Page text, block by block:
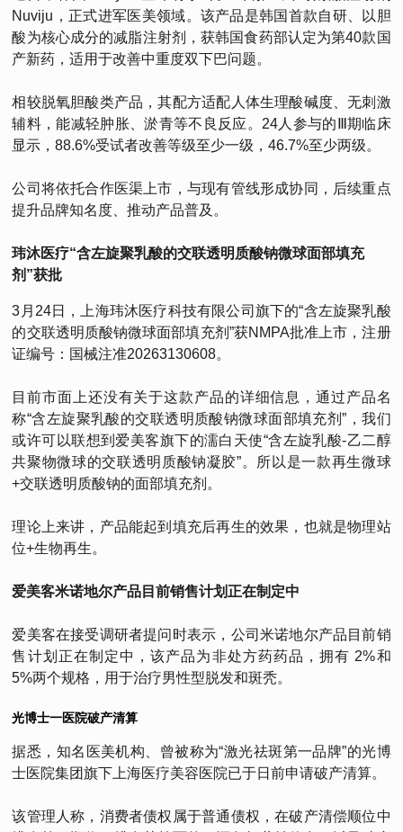
Nuviju，正式进军医美领域。该产品是韩国首款自研、以胆
酸为核心成分的减脂注射剂，获韩国食药部认定为第40款国
产新药，适用于改善中重度双下巴问题。
相较脱氧胆酸类产品，其配方适配人体生理酸碱度、无刺激
辅料，能减轻肿胀、淤青等不良反应。24人参与的Ⅲ期临床
显示，88.6%受试者改善等级至少一级，46.7%至少两级。
公司将依托合作医渠上市，与现有管线形成协同，后续重点
提升品牌知名度、推动产品普及。
玮沐医疗“含左旋聚乳酸的交联透明质酸钠微球面部填充
剂”获批
3月24日，上海玮沐医疗科技有限公司旗下的“含左旋聚乳酸
的交联透明质酸钠微球面部填充剂”获NMPA批准上市，注册
证编号：国械注准20263130608。
目前市面上还没有关于这款产品的详细信息，通过产品名
称“含左旋聚乳酸的交联透明质酸钠微球面部填充剂”，我们
或许可以联想到爱美客旗下的濡白天使“含左旋乳酸-乙二醇
共聚物微球的交联透明质酸钠凝胶”。所以是一款再生微球
+交联透明质酸钠的面部填充剂。
理论上来讲，产品能起到填充后再生的效果，也就是物理站
位+生物再生。
爱美客米诺地尔产品目前销售计划正在制定中
爱美客在接受调研者提问时表示，公司米诺地尔产品目前销
售计划正在制定中，该产品为非处方药药品，拥有 2%和
5%两个规格，用于治疗男性型脱发和斑秃。
光博士一医院破产清算
据悉，知名医美机构、曾被称为“激光祛斑第一品牌”的光博
士医院集团旗下上海医疗美容医院已于日前申请破产清算。
该管理人称，消费者债权属于普通债权，在破产清偿顺位中